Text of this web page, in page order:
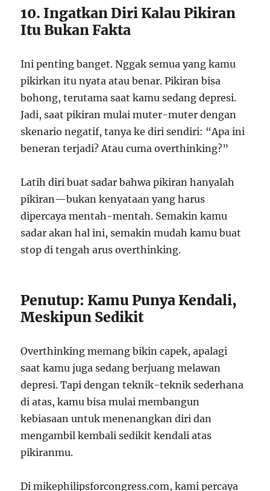
10. Ingatkan Diri Kalau Pikiran
Itu Bukan Fakta
Ini penting banget. Nggak semua yang kamu
pikirkan itu nyata atau benar. Pikiran bisa
bohong, terutama saat kamu sedang depresi.
Jadi, saat pikiran mulai muter-muter dengan
skenario negatif, tanya ke diri sendiri: “Apa ini
beneran terjadi? Atau cuma overthinking?”
Latih diri buat sadar bahwa pikiran hanyalah
pikiran—bukan kenyataan yang harus
dipercaya mentah-mentah. Semakin kamu
sadar akan hal ini, semakin mudah kamu buat
stop di tengah arus overthinking.
Penutup: Kamu Punya Kendali,
Meskipun Sedikit
Overthinking memang bikin capek, apalagi
saat kamu juga sedang berjuang melawan
depresi. Tapi dengan teknik-teknik sederhana
di atas, kamu bisa mulai membangun
kebiasaan untuk menenangkan diri dan
mengambil kembali sedikit kendali atas
pikiranmu.
Di mikephilipsforcongress.com, kami percaya